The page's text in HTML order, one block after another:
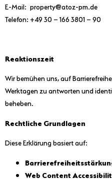
E-Mail: property@atoz-pm.de
Telefon: +49 30 – 166 3801 – 90
Reaktionszeit
Wir bemühen uns, auf
Werktagen zu antworten und
beheben.
Rechtliche Grundlagen
Diese Erklärung basiert auf:
Web Content